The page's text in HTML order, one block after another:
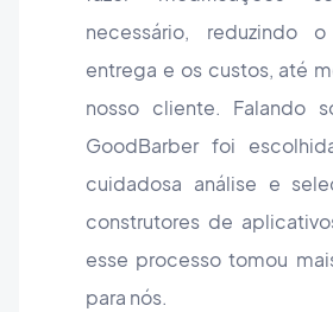
necessário, reduzindo
entrega e os custos, até
nosso cliente. Falando
GoodBarber foi
cuidadosa análise e
construtores de
esse processo tomou
para nós.